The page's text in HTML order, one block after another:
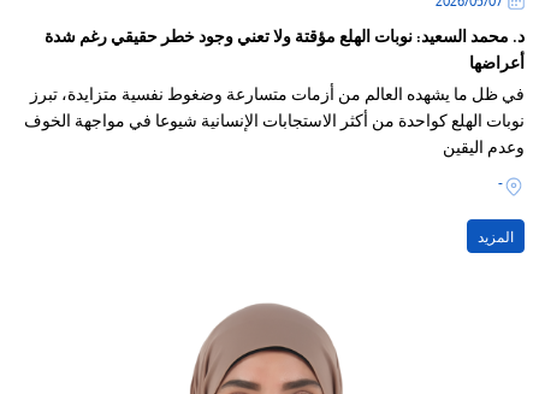
د. محمد السعيد: نوبات الهلع مؤقتة ولا تعني وجود خطر حقيقي رغم شدة
أعراضها
في ظل ما يشهده العالم من أزمات متسارعة وضغوط نفسية متزايدة، تبرز
نوبات الهلع كواحدة من أكثر الاستجابات الإنسانية شيوعا في مواجهة الخوف
وعدم اليقين
-
المزيد